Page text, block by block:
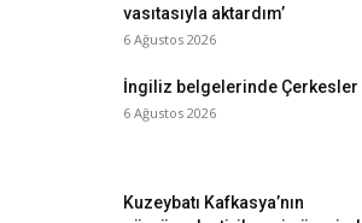
vasıtasıyla aktardım’
6 Ağustos 2026
İngiliz belgelerinde Çerkesler
6 Ağustos 2026
Kuzeybatı Kafkasya’nın